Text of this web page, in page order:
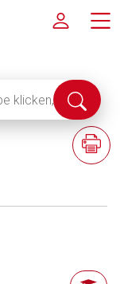
Suche
F
a
o